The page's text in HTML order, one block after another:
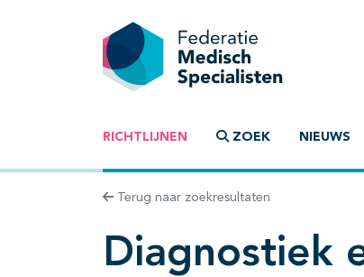
RICHTLIJNEN ZOEK NIEUWS
Terug naar zoekresultaten
Diagnostiek